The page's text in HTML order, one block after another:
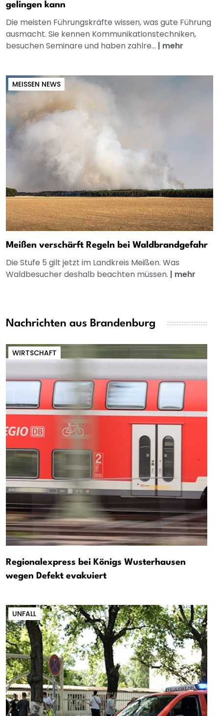
gelingen kann
Die meisten Führungskräfte wissen, was gute Führung
ausmacht. Sie kennen Kommunikationstechniken,
besuchen Seminare und haben zahlre... | mehr
MEISSEN NEWS
Meißen verschärft Regeln bei Waldbrandgefahr
Die Stufe 5 gilt jetzt im Landkreis Meißen. Was
Waldbesucher deshalb beachten müssen. | mehr
Nachrichten aus Brandenburg
WIRTSCHAFT
Regionalexpress bei Königs Wusterhausen
wegen Defekt evakuiert
UNFALL